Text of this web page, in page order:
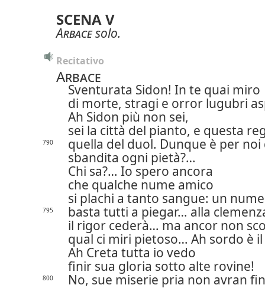
SCENA V
Arbacesolo.
Recitativo
Arbace
Sventurata Sidon! In te quai miro
di morte, stragi e orror lugubri
Ah Sidon più non sei,
sei la città del pianto, e questa
790
quella del duol. Dunque è per noi
sbandita ogni pietà?…
Chi sa?… Io spero ancora
che qualche nume amico
si plachi a tanto sangue: un
795
basta tutti a piegar… alla
il rigor cederà… ma ancor non
qual ci miri pietoso… Ah sordo è
Ah Creta tutta io vedo
finir sua gloria sotto alte rovine!
800 No, sue miserie pria non avran